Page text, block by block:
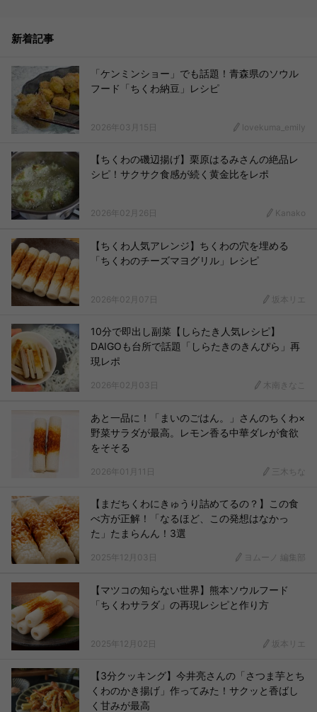
新着記事
「ケンミンショー」でも話題！青森県のソウル
フード「ちくわ納豆」レシピ
2026年03月15日 lovekuma_emily
【ちくわの磯辺揚げ】栗原はるみさんの絶品レ
シピ！サクサク食感が続く黄金比をレポ
2026年02月26日 Kanako
【ちくわ人気アレンジ】ちくわの穴を埋める
「ちくわのチーズマヨグリル」レシピ
2026年02月07日 坂本リエ
10分で即出し副菜【しらたき人気レシピ】
DAIGOも台所で話題「しらたきのきんぴら」再
現レポ
2026年02月03日 木南きなこ
あと一品に！「まいのごはん。」さんのちくわ×
野菜サラダが最高。レモン香る中華ダレが食欲
をそそる
2026年01月11日 三木ちな
【まだちくわにきゅうり詰めてるの？】この食
べ方が正解！「なるほど、この発想はなかっ
た」たまらんん！3選
2025年12月03日 ヨムーノ 編集部
【マツコの知らない世界】熊本ソウルフード
「ちくわサラダ」の再現レシピと作り方
2025年12月02日 坂本リエ
【3分クッキング】今井亮さんの「さつま芋とち
くわのかき揚げ」作ってみた！サクッと香ばし
く甘みが最高